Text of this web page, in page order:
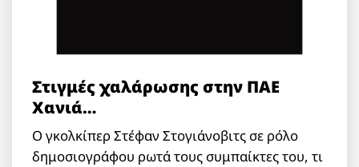
Στιγμές χαλάρωσης στην ΠΑΕ
Χανιά…
Ο γκολκίπερ Στέφαν Στογιάνοβιτς σε ρόλο
δημοσιογράφου ρωτά τους συμπαίκτες του, τι